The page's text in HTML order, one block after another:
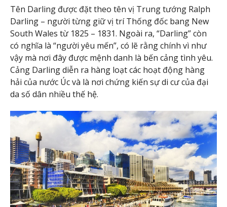
Tên Darling được đặt theo tên vị Trung tướng Ralph
Darling – người từng giữ vị trí Thống đốc bang New
South Wales từ 1825 – 1831. Ngoài ra, “Darling” còn
có nghĩa là “người yêu mến”, có lẽ rằng chính vì như
vậy mà nơi đây được mệnh danh là bến cảng tình yêu.
Cảng Darling diễn ra hàng loạt các hoạt động hàng
hải của nước Úc và là nơi chứng kiến sự di cư của đại
da số dân nhiều thế hệ.